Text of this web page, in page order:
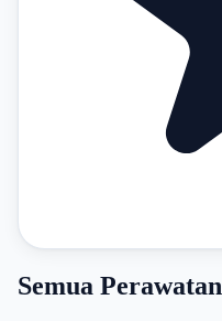
Semua Perawatan